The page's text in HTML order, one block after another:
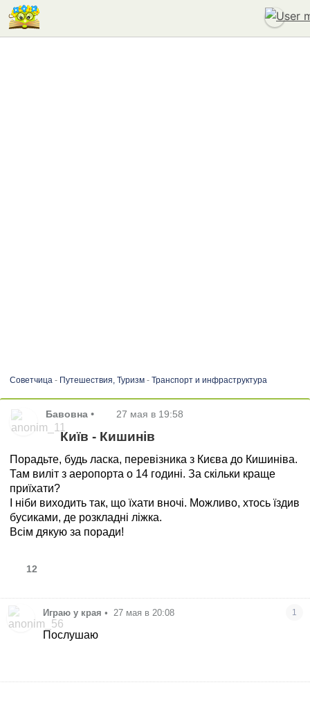
Советчица- Путешествия, Туризм- Транспорт и инфраструктура
Бавовна • 27 мая в 19:58
Київ - Кишинів
Порадьте, будь ласка, перевізника з Києва до Кишиніва.
Там виліт з аеропорта о 14 годині. За скільки краще
приїхати?
І ніби виходить так, що їхати вночі. Можливо, хтось їздив
бусиками, де розкладні ліжка.
Всім дякую за поради!
12
Играю у края • 27 мая в 20:08 1
Послушаю